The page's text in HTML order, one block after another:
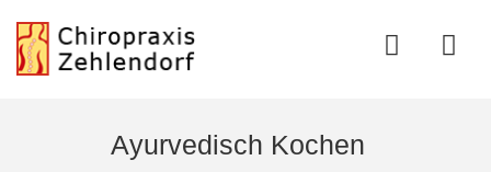
Ayurvedisch Kochen